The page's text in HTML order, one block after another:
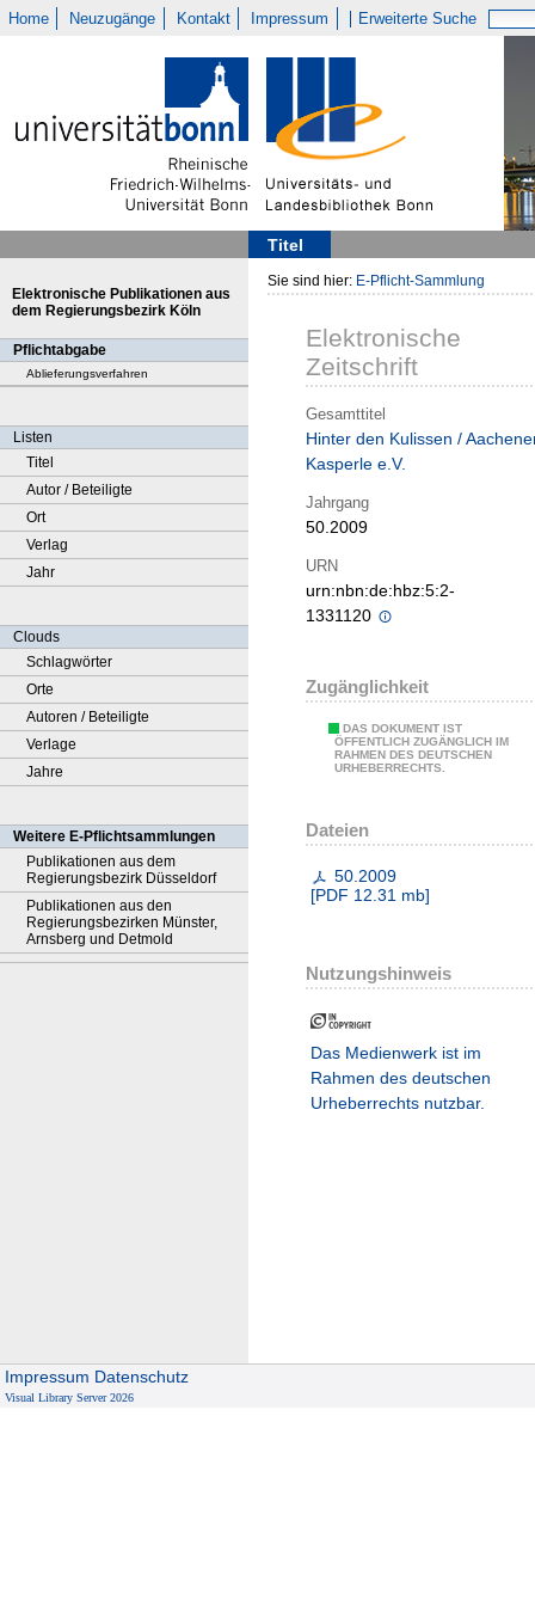
Home Neuzugänge Kontakt Impressum Erweiterte Suche
Titel
Elektronische Publikationen aus
dem Regierungsbezirk Köln
Pflichtabgabe
Ablieferungsverfahren
Listen
Titel
Autor / Beteiligte
Ort
Verlag
Jahr
Clouds
Schlagwörter
Orte
Autoren / Beteiligte
Verlage
Jahre
Weitere E-Pflichtsammlungen
Publikationen aus dem
Regierungsbezirk Düsseldorf
Publikationen aus den
Regierungsbezirken Münster,
Arnsberg und Detmold
Sie sind hier: E-Pflicht-Sammlung
Elektronische
Zeitschrift
Gesamttitel
Hinter den Kulissen /
Kasperle e.V.
Jahrgang
50.2009
URN
urn:nbn:de:hbz:5:2-
1331120
Zugänglichkeit
DAS DOKUMENT IST
ÖFFENTLICH ZUGÄNGLICH IM
RAHMEN DES DEUTSCHEN
URHEBERRECHTS.
Dateien
50.2009
[PDF 12.31 mb]
Nutzungshinweis
Das Medienwerk ist im
Rahmen des deutschen
Urheberrechts nutzbar.
Impressum Datenschutz
Visual Library Server 2026